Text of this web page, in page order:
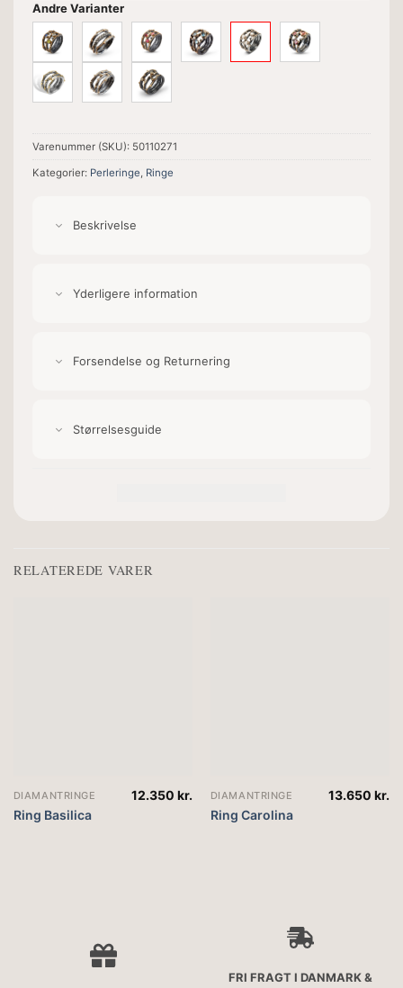
Andre Varianter
Varenummer (SKU): 50110271
Kategorier: Perleringe, Ringe
Beskrivelse
Yderligere information
Forsendelse og Returnering
Størrelsesguide
RELATEREDE VARER
DIAMANTRINGE
Ring Basilica
12.350kr. DIAMANTRINGE
Ring Carolina
13.650kr.
FRI FRAGT I DANMARK &